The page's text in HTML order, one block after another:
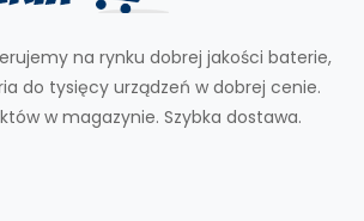
na rynku dobrej jakości baterie,
do tysięcy urządzeń w dobrej cenie.
w magazynie. Szybka dostawa.